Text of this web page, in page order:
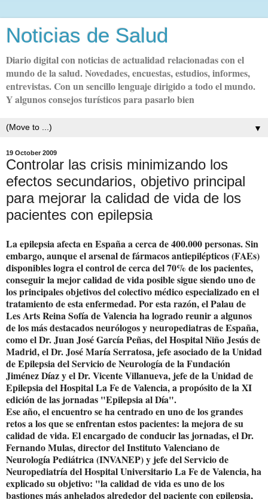
Noticias de Salud
Diario digital con noticias de actualidad relacionadas con el
mundo de la salud. Novedades, encuestas, estudios, informes,
entrevistas. Con un sencillo lenguaje dirigido a todo el mundo.
Y algunos consejos turísticos para pasarlo bien
▼
19 October 2009
Controlar las crisis minimizando los
efectos secundarios, objetivo principal
para mejorar la calidad de vida de los
pacientes con epilepsia
La epilepsia afecta en España a cerca de 400.000 personas. Sin
embargo, aunque el arsenal de fármacos antiepilépticos (FAEs)
disponibles logra el control de cerca del 70% de los pacientes,
conseguir la mejor calidad de vida posible sigue siendo uno de
los principales objetivos del colectivo médico especializado en el
tratamiento de esta enfermedad. Por esta razón, el Palau de
Les Arts Reina Sofía de Valencia ha logrado reunir a algunos
de los más destacados neurólogos y neuropediatras de España,
como el Dr. Juan José García Peñas, del Hospital Niño Jesús de
Madrid, el Dr. José María Serratosa, jefe asociado de la Unidad
de Epilepsia del Servicio de Neurología de la Fundación
Jiménez Díaz y el Dr. Vicente Villanueva, jefe de la Unidad de
Epilepsia del Hospital La Fe de Valencia, a propósito de la XI
edición de las jornadas "Epilepsia al Día".
Ese año, el encuentro se ha centrado en uno de los grandes
retos a los que se enfrentan estos pacientes: la mejora de su
calidad de vida. El encargado de conducir las jornadas, el Dr.
Fernando Mulas, director del Instituto Valenciano de
Neurología Pediátrica (INVANEP) y jefe del Servicio de
Neuropediatría del Hospital Universitario La Fe de Valencia, ha
explicado su objetivo: "la calidad de vida es uno de los
bastiones más anhelados alrededor del paciente con epilepsia,